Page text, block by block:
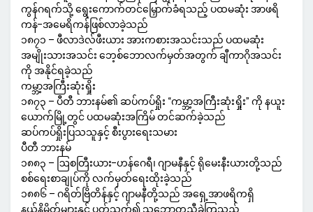
ကွန်ဂရက်သို့ ရွေးကောက်တင်မြှောက်ခံရသည့် ပထမဆုံး အာဖရိ
ကန်-အမေရိကန်ဖြစ်လာခဲ့သည်
၁၈၇၁ – ဖီလာဒဲလ်ဖီးယား အားကစားအသင်းသည် ပထမဆုံး
အမျိုးသားအသင်း ဘေ့စ်ဘောလက်မှတ်အတွက် ချီကာဂိုအသင်း
ကို အနိုင်ရခဲ့သည်
ကမ္ဘာ့အကြီးဆုံးရှိုး
၁၈၇၃ – ပီတီ ဘားနမ်၏ ဆပ်ကပ်ရှိုး “ကမ္ဘာ့အကြီးဆုံးရှိုး” ကို နယူး
ယောက်မြို့တွင် ပထမဆုံးအကြိမ် တင်ဆက်ခဲ့သည်
ဆပ်ကပ်ရှိုးပြသသူနှင့် စီးပွားရေးသမား
ပီတီ ဘားနမ်
၁၈၈၃ – ဩစတြီးယား-ဟန်ဂေရီ၊ ဂျာမနီနှင့် ရိုမေးနီးယားတို့သည်
စစ်ရေးစာချုပ်ကို လက်မှတ်ရေးထိုးခဲ့သည်
၁၈၈၆ – ဂရိတ်ဗြိတိန်နှင့် ဂျာမနီတို့သည် အရှေ့အာဖရိကရှိ